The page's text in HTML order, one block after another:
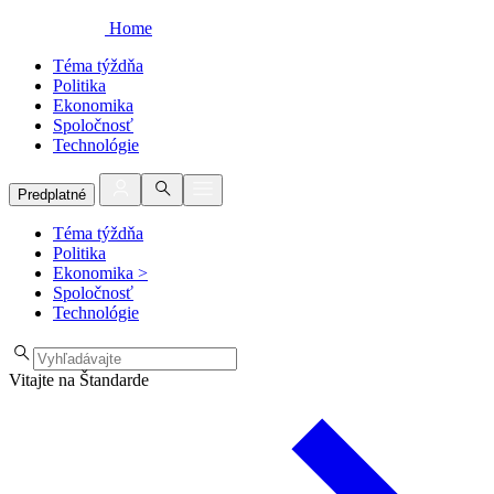
Home
Téma týždňa
Politika
Ekonomika
Spoločnosť
Technológie
Predplatné
Téma týždňa
Politika
Ekonomika >
Spoločnosť
Technológie
Vitajte na Štandarde